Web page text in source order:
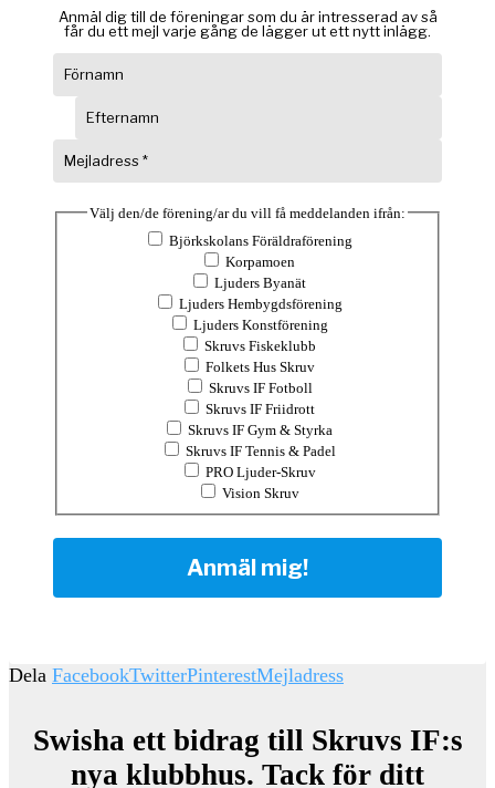
Anmäl dig till de föreningar som du är intresserad av så
får du ett mejl varje gång de lägger ut ett nytt inlägg.
Välj den/de förening/ar du vill få meddelanden ifrån:
Björkskolans Föräldraförening
Korpamoen
Ljuders Byanät
Ljuders Hembygdsförening
Ljuders Konstförening
Skruvs Fiskeklubb
Folkets Hus Skruv
Skruvs IF Fotboll
Skruvs IF Friidrott
Skruvs IF Gym & Styrka
Skruvs IF Tennis & Padel
PRO Ljuder-Skruv
Vision Skruv
Dela FacebookTwitterPinterestMejladress
Swisha ett bidrag till Skruvs IF:s
nya klubbhus. Tack för ditt